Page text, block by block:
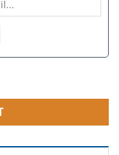
chất tiêm meso giải